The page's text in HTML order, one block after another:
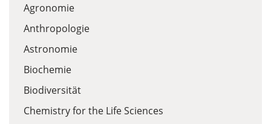
Agronomie
Anthropologie
Astronomie
Biochemie
Biodiversität
Chemistry for the Life Sciences